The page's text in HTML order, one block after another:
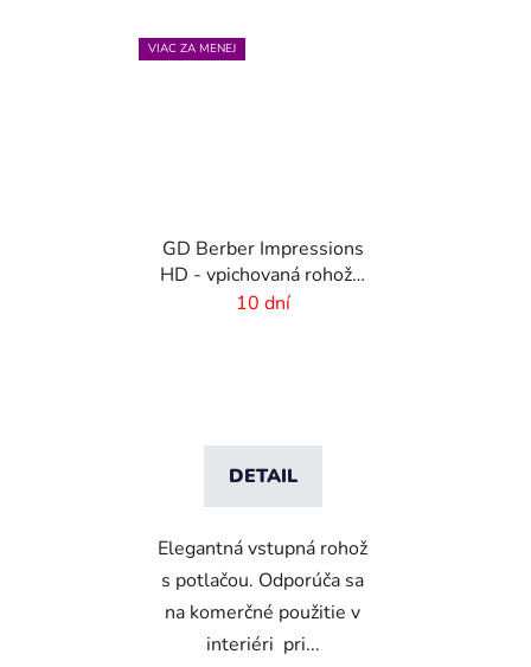
VIAC ZA MENEJ
GD Berber Impressions
HD - vpichovaná rohož s
logom
10 dní
DETAIL
Elegantná vstupná rohož
s potlačou. Odporúča sa
na komerčné použitie v
interiéri pri...